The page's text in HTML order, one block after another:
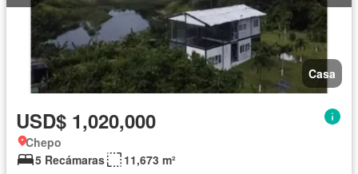
Casa
USD$ 1,020,000
Chepo
5 Recámaras
11,673 m²